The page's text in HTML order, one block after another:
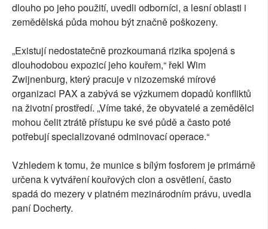
dlouho po jeho použití, uvedli odborníci, a lesní oblasti i
zemědělská půda mohou být značně poškozeny.
„Existují nedostatečně prozkoumaná rizika spojená s
dlouhodobou expozicí jeho kouřem,“ řekl Wim
Zwijnenburg, který pracuje v nizozemské mírové
organizaci PAX a zabývá se výzkumem dopadů konfliktů
na životní prostředí. „Víme také, že obyvatelé a zemědělci
mohou čelit ztrátě přístupu ke své půdě a často poté
potřebují specializované odminovací operace.“
Vzhledem k tomu, že munice s bílým fosforem je primárně
určena k vytváření kouřových clon a osvětlení, často
spadá do mezery v platném mezinárodním právu, uvedla
paní Docherty.